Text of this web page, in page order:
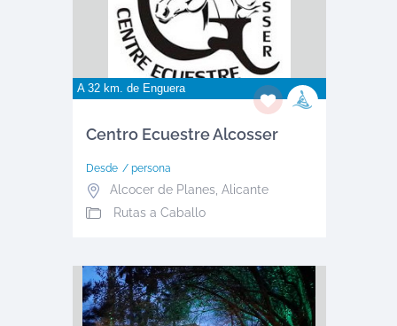
A 32 km. de Enguera
Centro Ecuestre Alcosser
Desde / persona
Alcocer de Planes, Alicante
Rutas a Caballo